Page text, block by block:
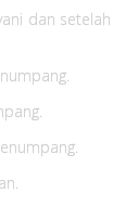
dan setelah